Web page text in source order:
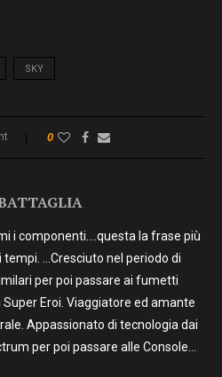
SKY
0
i componenti….questa la frase più
tempi. …Cresciuto nel periodo di
per poi passare ai fumetti
Eroi. Viaggiatore ed amante
Appassionato di tecnologia dai
per poi passare alle Console…